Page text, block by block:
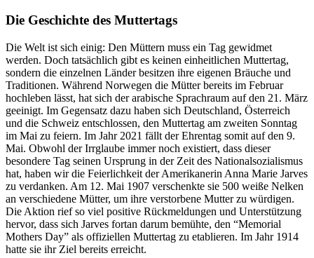
Die Geschichte des Muttertags
Die Welt ist sich einig: Den Müttern muss ein Tag gewidmet
werden. Doch tatsächlich gibt es keinen einheitlichen Muttertag,
sondern die einzelnen Länder besitzen ihre eigenen Bräuche und
Traditionen. Während Norwegen die Mütter bereits im Februar
hochleben lässt, hat sich der arabische Sprachraum auf den 21. März
geeinigt. Im Gegensatz dazu haben sich Deutschland, Österreich
und die Schweiz entschlossen, den Muttertag am zweiten Sonntag
im Mai zu feiern. Im Jahr 2021 fällt der Ehrentag somit auf den 9.
Mai. Obwohl der Irrglaube immer noch existiert, dass dieser
besondere Tag seinen Ursprung in der Zeit des Nationalsozialismus
hat, haben wir die Feierlichkeit der Amerikanerin Anna Marie Jarves
zu verdanken. Am 12. Mai 1907 verschenkte sie 500 weiße Nelken
an verschiedene Mütter, um ihre verstorbene Mutter zu würdigen.
Die Aktion rief so viel positive Rückmeldungen und Unterstützung
hervor, dass sich Jarves fortan darum bemühte, den “Memorial
Mothers Day” als offiziellen Muttertag zu etablieren. Im Jahr 1914
hatte sie ihr Ziel bereits erreicht.